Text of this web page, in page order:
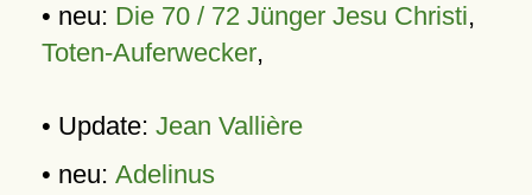
• neu: Die 70 / 72 Jünger Jesu Christi,
Toten-Auferwecker,
• Update: Jean Vallière
• neu: Adelinus